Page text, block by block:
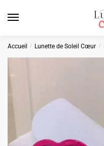
Accueil / Lunette de Soleil Cœur /